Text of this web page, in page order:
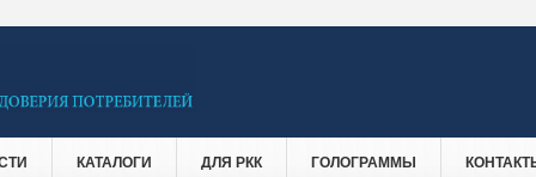
КАТАЛОГИ ДЛЯ РКК ГОЛОГРАММЫ